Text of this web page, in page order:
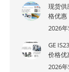
现货供
格优惠
2026
GE
价格优
2026